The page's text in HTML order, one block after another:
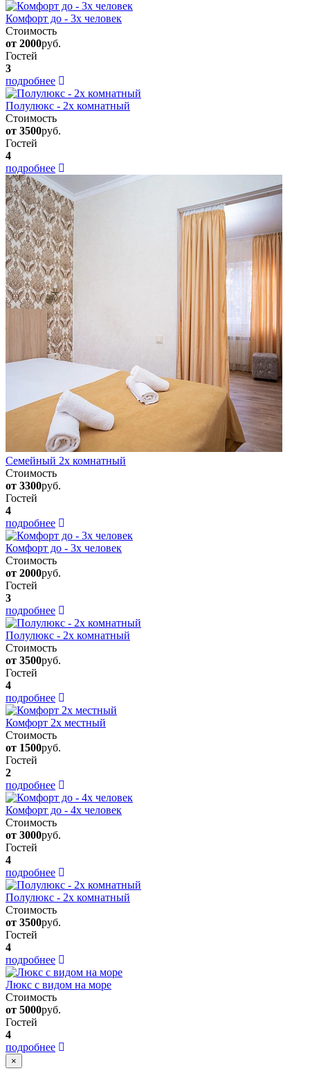
Комфорт до - 3х человек
Стоимость
от 2000руб.
Гостей
3
подробнее
Полулюкс - 2х комнатный
Стоимость
от 3500руб.
Гостей
4
подробнее
Семейный 2х комнатный
Стоимость
от 3300руб.
Гостей
4
подробнее
Комфорт до - 3х человек
Стоимость
от 2000руб.
Гостей
3
подробнее
Полулюкс - 2х комнатный
Стоимость
от 3500руб.
Гостей
4
подробнее
Комфорт 2х местный
Стоимость
от 1500руб.
Гостей
2
подробнее
Комфорт до - 4х человек
Стоимость
от 3000руб.
Гостей
4
подробнее
Полулюкс - 2х комнатный
Стоимость
от 3500руб.
Гостей
4
подробнее
Люкс с видом на море
Стоимость
от 5000руб.
Гостей
4
подробнее
×